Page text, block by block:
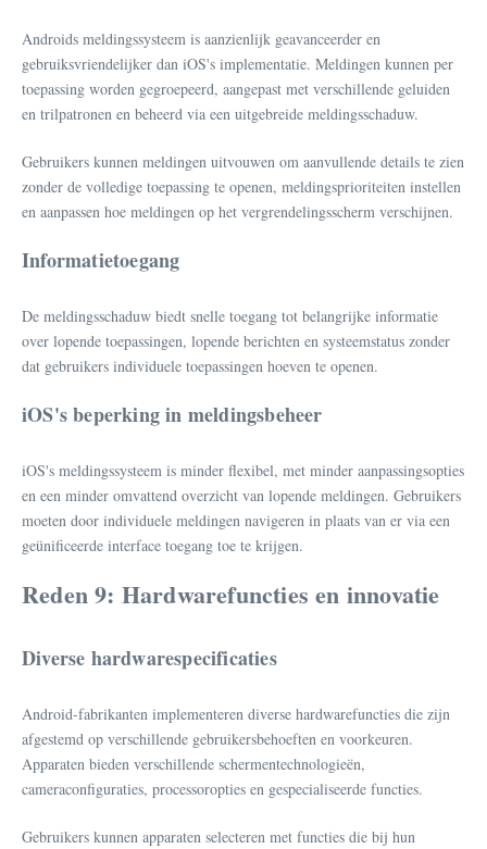
Androids meldingssysteem is aanzienlijk geavanceerder en
gebruiksvriendelijker dan iOS's implementatie. Meldingen kunnen per
toepassing worden gegroepeerd, aangepast met verschillende geluiden
en trilpatronen en beheerd via een uitgebreide meldingsschaduw.
Gebruikers kunnen meldingen uitvouwen om aanvullende details te zien
zonder de volledige toepassing te openen, meldingsprioriteiten instellen
en aanpassen hoe meldingen op het vergrendelingsscherm verschijnen.
Informatietoegang
De meldingsschaduw biedt snelle toegang tot belangrijke informatie
over lopende toepassingen, lopende berichten en systeemstatus zonder
dat gebruikers individuele toepassingen hoeven te openen.
iOS's beperking in meldingsbeheer
iOS's meldingssysteem is minder flexibel, met minder aanpassingsopties
en een minder omvattend overzicht van lopende meldingen. Gebruikers
moeten door individuele meldingen navigeren in plaats van er via een
geünificeerde interface toegang toe te krijgen.
Reden 9: Hardwarefuncties en innovatie
Diverse hardwarespecificaties
Android-fabrikanten implementeren diverse hardwarefuncties die zijn
afgestemd op verschillende gebruikersbehoeften en voorkeuren.
Apparaten bieden verschillende schermentechnologieën,
cameraconfiguraties, processoropties en gespecialiseerde functies.
Gebruikers kunnen apparaten selecteren met functies die bij hun